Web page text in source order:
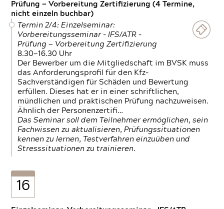
Prüfung — Vorbereitung Zertifizierung (4 Termine,
nicht einzeln buchbar)
Termin 2/4: Einzelseminar:
Vorbereitungsseminar - IFS/ATR -
Prüfung — Vorbereitung Zertifizierung
8.30—16.30 Uhr
Der Bewerber um die Mitgliedschaft im BVSK muss
das Anforderungsprofil für den Kfz-
Sachverständigen für Schäden und Bewertung
erfüllen. Dieses hat er in einer schriftlichen,
mündlichen und praktischen Prüfung nachzuweisen.
Ähnlich der Personenzertifi…
Das Seminar soll dem Teilnehmer ermöglichen, sein
Fachwissen zu aktualisieren, Prüfungssituationen
kennen zu lernen, Testverfahren einzuüben und
Stresssituationen zu trainieren.
16